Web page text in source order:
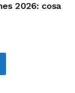
2026: cosa